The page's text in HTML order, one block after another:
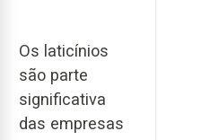
Os laticínios
são parte
significativa
das empresas